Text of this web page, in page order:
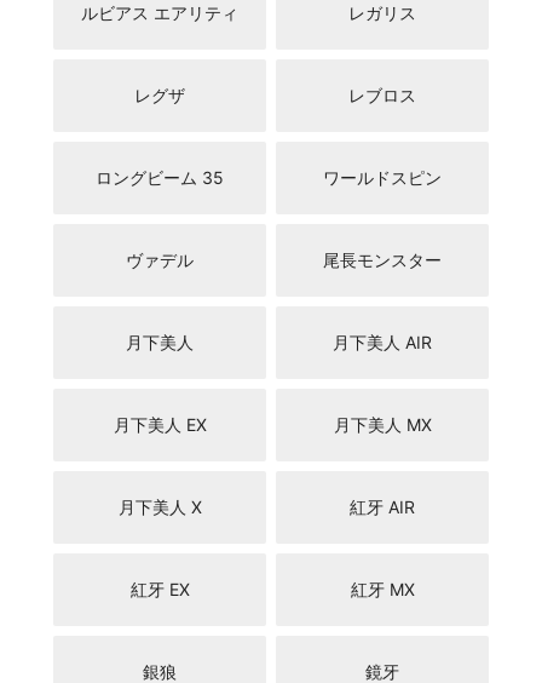
ルビアス エアリティ レガリス
レグザ レブロス
ロングビーム 35 ワールドスピン
ヴァデル 尾長モンスター
月下美人 月下美人 AIR
月下美人 EX 月下美人 MX
月下美人 X 紅牙 AIR
紅牙 EX 紅牙 MX
銀狼 鏡牙